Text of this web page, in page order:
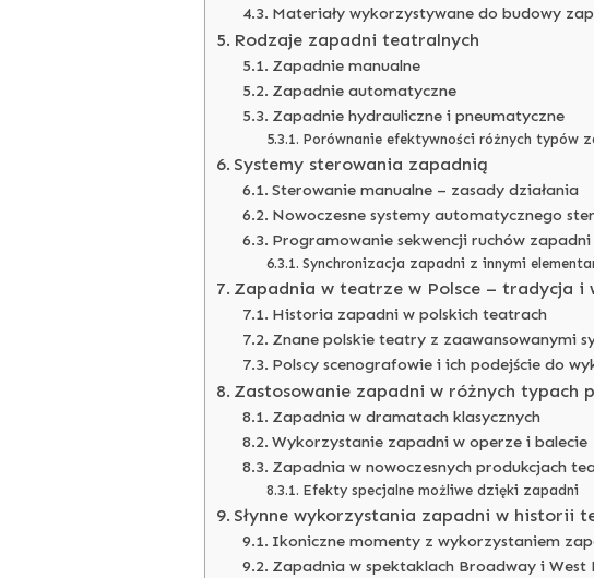
Materiały wykorzystywane do budowy
Rodzaje zapadni teatralnych
Zapadnie manualne
Zapadnie automatyczne
Zapadnie hydrauliczne i pneumatyczne
Porównanie efektywności różnych typów
Systemy sterowania zapadnią
Sterowanie manualne – zasady działania
Nowoczesne systemy automatycznego
Programowanie sekwencji ruchów zapadni
Synchronizacja zapadni z innymi
Zapadnia w teatrze w Polsce – tradycja i
Historia zapadni w polskich teatrach
Znane polskie teatry z zaawansowanymi
Polscy scenografowie i ich podejście do
Zastosowanie zapadni w różnych typach
Zapadnia w dramatach klasycznych
Wykorzystanie zapadni w operze i balecie
Zapadnia w nowoczesnych produkcjach
Efekty specjalne możliwe dzięki zapadni
Słynne wykorzystania zapadni w historii
Ikoniczne momenty z wykorzystaniem
Zapadnia w spektaklach Broadway i West